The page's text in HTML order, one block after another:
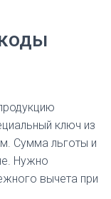
ключ из
Сумма льготы и
Нужно
вычета при